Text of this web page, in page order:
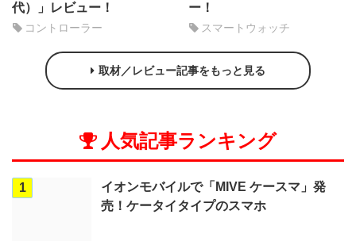
代）」レビュー！
コントローラー
ー！
スマートウォッチ
取材／レビュー記事をもっと見る
人気記事ランキング
1
イオンモバイルで「MIVE ケースマ」発
売！ケータイタイプのスマホ